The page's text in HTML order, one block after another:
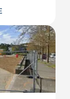
les
sous
et de
des